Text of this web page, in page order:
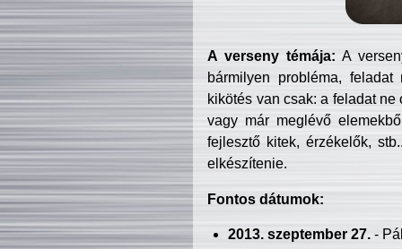
A verseny témája: A
bármilyen probléma, feladat
kikötés van csak: a feladat
vagy már meglévő
fejlesztő kitek, érzékelők,
elkészítenie.
Fontos dátumok:
2013. szeptember 27.-